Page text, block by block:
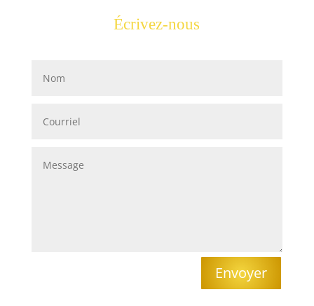
naturel pose de rallonge de cheveux pose de
permanente tendance cheveux 2020 cheveux
coloriste montréal meilleur coloriste montréal
traitement à la kératine traitement kératine prix
montreal coiffeuse pour homme blonnoir kerasilk
goldwell kerasilk kerasilk treatment goldwell kerasilk
Écrivez-nous
Envoyer